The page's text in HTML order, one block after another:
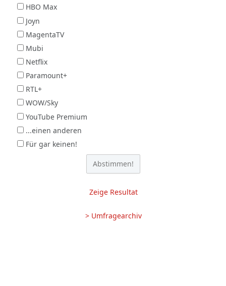
HBO Max
Joyn
MagentaTV
Mubi
Netflix
Paramount+
RTL+
WOW/Sky
YouTube Premium
...einen anderen
Für gar keinen!
Zeige Resultat
> Umfragearchiv